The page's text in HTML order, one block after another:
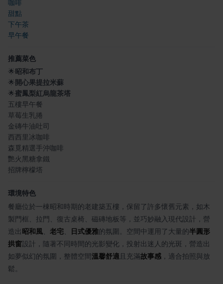
咖啡
甜點
下午茶
早午餐
推薦菜色
🌟 昭和布丁
🌟 開心果提拉米蘇
🌟蜜鳳梨紅烏龍茶塔
五樓早午餐
草莓生乳捲
金磚牛油吐司
西西里冰咖啡
森覓精選手沖咖啡
艷火黑糖拿鐵
招牌檸檬塔
環境特色
餐廳位於一棟昭和時期的老建築五樓，保留了許多懷舊元素，如木
製門框、拉門、復古桌椅、磁磚地板等，並巧妙融入現代設計，營
造出 昭和風 老宅 日式優雅的氛圍。空間中運用了大量的半圓形
拱窗設計，隨著不同時間的光影變化，投射出迷人的光斑，營造出
如夢似幻的氛圍，整體空間溫馨舒適 且充滿故事感 ，適合拍照與放
鬆。